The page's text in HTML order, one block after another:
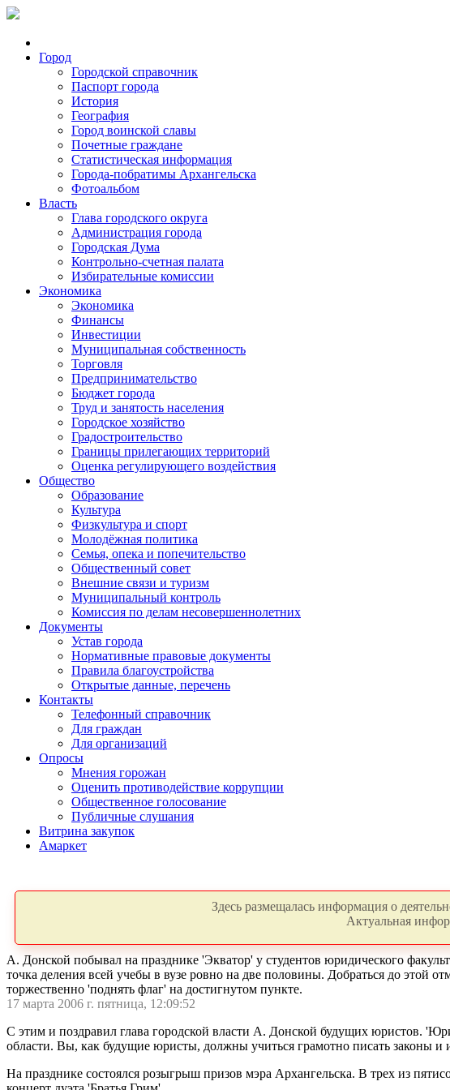
Город
Городской справочник
Паспорт города
История
География
Город воинской славы
Почетные граждане
Статистическая информация
Города-побратимы Архангельска
Фотоальбом
Власть
Глава городского округа
Администрация города
Городская Дума
Контрольно-счетная палата
Избирательные комиссии
Экономика
Экономика
Финансы
Инвестиции
Муниципальная собственность
Торговля
Предпринимательство
Бюджет города
Труд и занятость населения
Городское хозяйство
Градостроительство
Границы прилегающих территорий
Оценка регулирующего воздействия
Общество
Образование
Культура
Физкультура и спорт
Молодёжная политика
Семья, опека и попечительство
Общественный совет
Внешние связи и туризм
Муниципальный контроль
Комиссия по делам несовершеннолетних
Документы
Устав города
Нормативные правовые документы
Правила благоустройства
Открытые данные, перечень
Контакты
Телефонный справочник
Для граждан
Для организаций
Опросы
Мнения горожан
Оценить противодействие коррупции
Общественное голосование
Публичные слушания
Витрина закупок
Амаркет
Здесь размещалась информация о
Актуальная
А. Донской побывал на празднике 'Экватор' у студентов юридического
точка деления всей учебы в вузе ровно на две половины. Добраться до этой
торжественно 'поднять флаг' на достигнутом пункте.
17 марта 2006 г. пятница, 12:09:52
С этим и поздравил глава городской власти А. Донской будущих юристов.
области. Вы, как будущие юристы, должны учиться грамотно писать законы
На празднике состоялся розыгрыш призов мэра Архангельска. В трех из